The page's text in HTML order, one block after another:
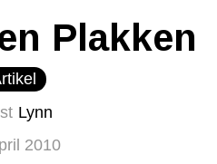
Plakken
Lynn
2010